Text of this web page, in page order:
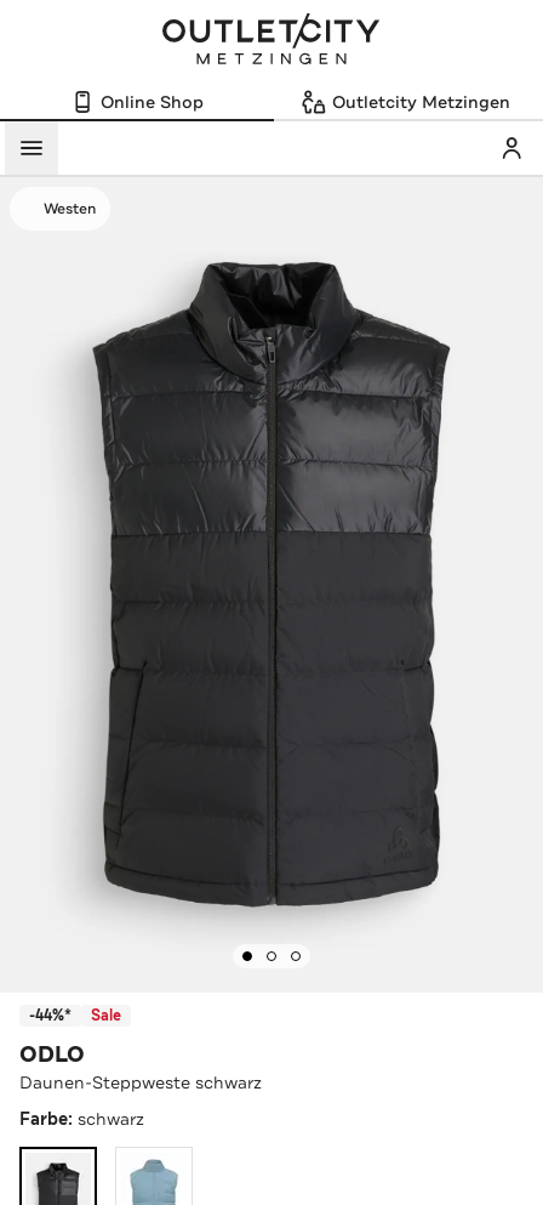
Online Shop Outletcity Metzingen
Menü
Westen
-44%* Sale
ODLO
Daunen-Steppweste schwarz
Farbe: schwarz